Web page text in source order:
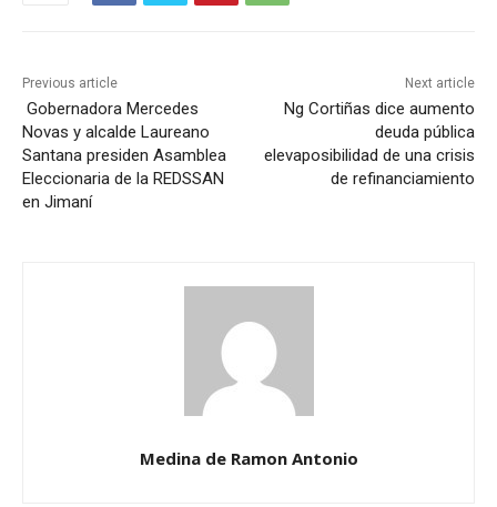
Previous article
Gobernadora Mercedes
Novas y alcalde Laureano
Santana presiden Asamblea
Eleccionaria de la REDSSAN
en Jimaní
Next article
Ng Cortiñas dice aumento
deuda pública
elevaposibilidad de una crisis
de refinanciamiento
Medina de Ramon Antonio